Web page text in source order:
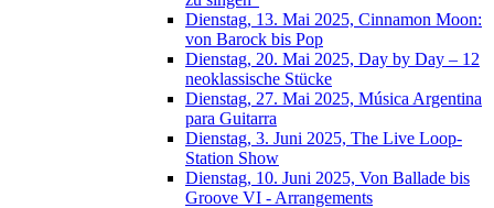
Dienstag, 13. Mai 2025, Cinnamon Moon:
von Barock bis Pop
Dienstag, 20. Mai 2025, Day by Day – 12
neoklassische Stücke
Dienstag, 27. Mai 2025, Música Argentina
para Guitarra
Dienstag, 3. Juni 2025, The Live Loop-
Station Show
Dienstag, 10. Juni 2025, Von Ballade bis
Groove VI - Arrangements